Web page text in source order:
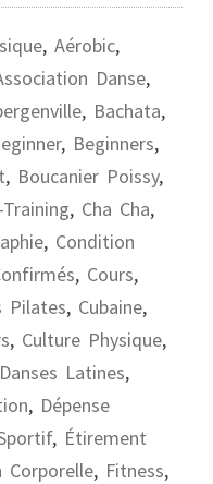
, Aérobic,
Danse,
, Bachata,
, Beginners,
, Boucanier Poissy,
, Cha Cha,
, Condition
, Cours,
Pilates, Cubaine,
, Culture Physique,
Danses Latines,
, Dépense
, Étirement
Corporelle, Fitness,